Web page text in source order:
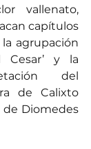
vallenato,
capítulos
agrupación
Cesar’ y la
del
de Calixto
de Diomedes